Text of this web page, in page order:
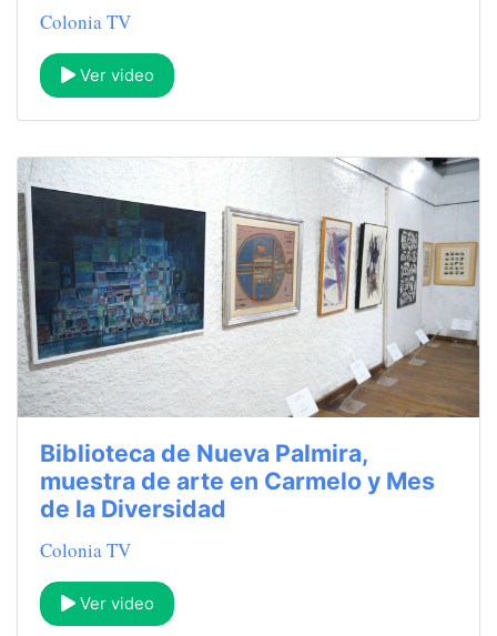
Colonia TV
Ver video
Biblioteca de Nueva Palmira,
muestra de arte en Carmelo y Mes
de la Diversidad
Colonia TV
Ver video